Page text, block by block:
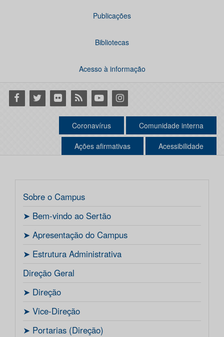
Publicações
Bibliotecas
Acesso à informação
Facebook
Twitter Flickr RSS YoutubeInstagram
Coronavírus Comunidade interna
Ações afirmativas Acessibilidade
Sobre o Campus
ㅤ➤ Bem-vindo ao Sertão
ㅤ➤ Apresentação do Campus
ㅤ➤ Estrutura Administrativa
Direção Geral
ㅤ➤ Direção
ㅤ➤ Vice-Direção
ㅤ➤ Portarias (Direção)